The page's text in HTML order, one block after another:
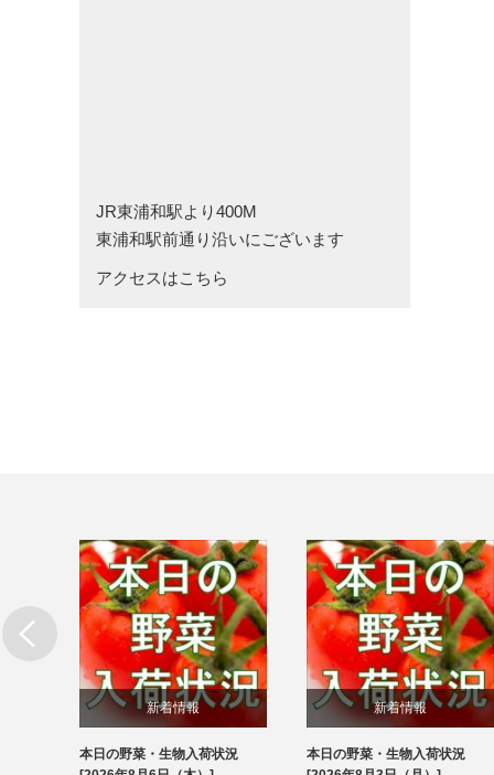
JR東浦和駅より400M
東浦和駅前通り沿いにございます
アクセスはこちら
新着情報
ブログ
本日の野菜・生物入荷状況
新着情報
ブログ
本日の野菜・生物入荷状況